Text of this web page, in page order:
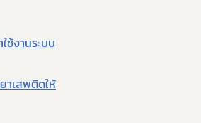
ช้งานระบบ
าเสพติดให้